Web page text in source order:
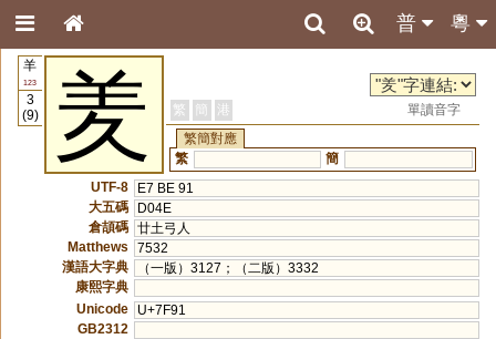
粵
普
羊
123
3
(9)
羑 繁 簡 港
單讀音字
繁簡對應
繁
簡
UTF-8
E7 BE 91
大五碼
D04E
倉頡碼 廿土弓人
Matthews
7532
漢語大字典
（一版）3127；（二版）3332
康熙字典
Unicode
U+7F91
GB2312